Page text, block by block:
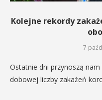
Kolejne rekordy
7
Ostatnie dni przynoszą
dobowej liczby zakażeń